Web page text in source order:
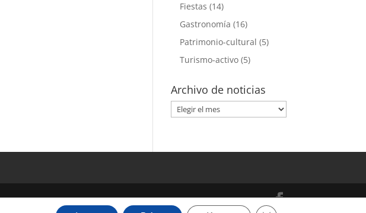
Fiestas (14)
Gastronomía (16)
Patrimonio-cultural (5)
Turismo-activo (5)
Archivo de noticias
Archivo
de